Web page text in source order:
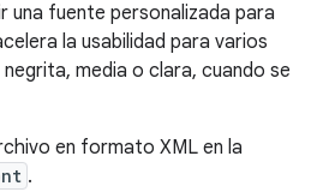
una fuente personalizada para
la usabilidad para varios
media o clara, cuando se
en formato XML en la
.